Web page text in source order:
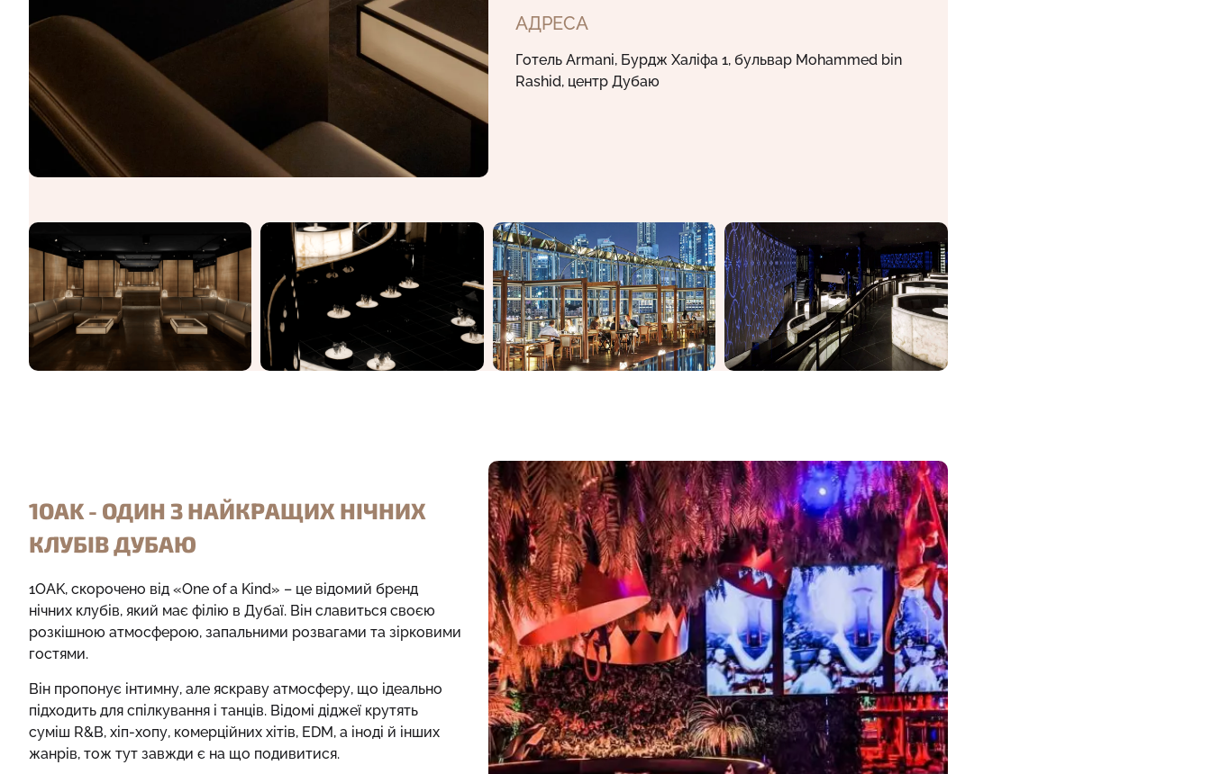
АДРЕСА
Готель Armani, Бурдж Халіфа 1, бульвар Mohammed bin
Rashid, центр Дубаю
1OAK - ОДИН З НАЙКРАЩИХ НІЧНИХ
КЛУБІВ ДУБАЮ
1OAK, скорочено від «One of a Kind» – це відомий бренд
нічних клубів, який має філію в Дубаї. Він славиться своєю
розкішною атмосферою, запальними розвагами та зірковими
гостями.
Він пропонує інтимну, але яскраву атмосферу, що ідеально
підходить для спілкування і танців. Відомі діджеї крутять
суміш R&B, хіп-хопу, комерційних хітів, EDM, а іноді й інших
жанрів, тож тут завжди є на що подивитися.